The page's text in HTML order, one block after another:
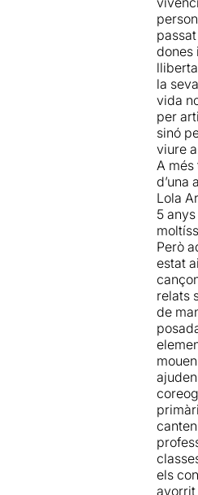
dones
la
vida
per
sinó
viure
A
d’una
Lola
5
Però
estat
relats
de
els
avorrit